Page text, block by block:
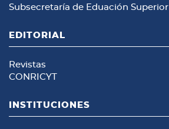
Subsecretaría de Eduación Superior
EDITORIAL
Revistas
CONRICYT
INSTITUCIONES